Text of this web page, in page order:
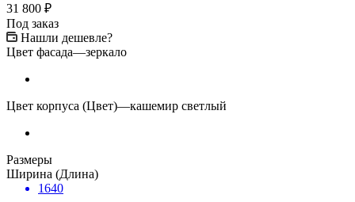
31 800 ₽
Под заказ
Нашли дешевле?
Цвет фасада—зеркало
Цвет корпуса (Цвет)—кашемир светлый
Размеры
Ширина (Длина)
1640